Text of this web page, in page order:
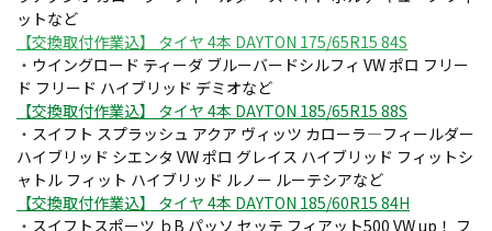
ットなど
【交換取付作業込】 タイヤ 4本 DAYTON 175/65R15 84S
・ ウイングロード ティーダ ブルーバードシルフィ VW ポロ フリー
ド フリード ハイブリッド デミオなど
【交換取付作業込】 タイヤ 4本 DAYTON 185/65R15 88S
・ スイフト スプラッシュ アクア ヴィッツ カローラ―フィールダー
ハイブリッド シエンタ VW ポロ グレイス ハイブリッド フィットシ
ャトル フィット ハイブリッド ルノー ルーテシアなど
【交換取付作業込】 タイヤ 4本 DAYTON 185/60R15 84H
・ スイフトスポーツ ｂB パッソ セッテ フィアット500 VW up！ フ